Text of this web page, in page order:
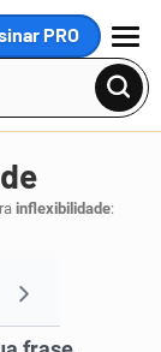
PRO
MENU
inflexibilidade: